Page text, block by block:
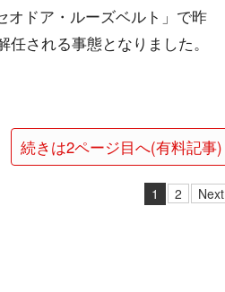
オドア・ルーズベルト」で昨
される事態となりました。
続きは2ページ目へ(有料記事)
1 2 Next